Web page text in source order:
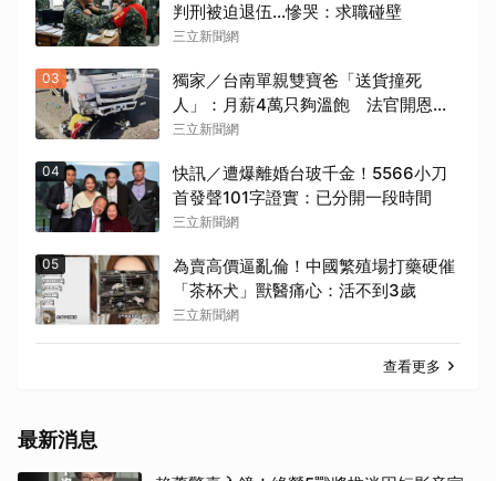
判刑被迫退伍…慘哭：求職碰壁
三立新聞網
03
獨家／台南單親雙寶爸「送貨撞死
人」：月薪4萬只夠溫飽 法官開恩免
關
三立新聞網
04
快訊／遭爆離婚台玻千金！5566小刀
首發聲101字證實：已分開一段時間
三立新聞網
05
為賣高價逼亂倫！中國繁殖場打藥硬催
「茶杯犬」獸醫痛心：活不到3歲
三立新聞網
查看更多
最新消息